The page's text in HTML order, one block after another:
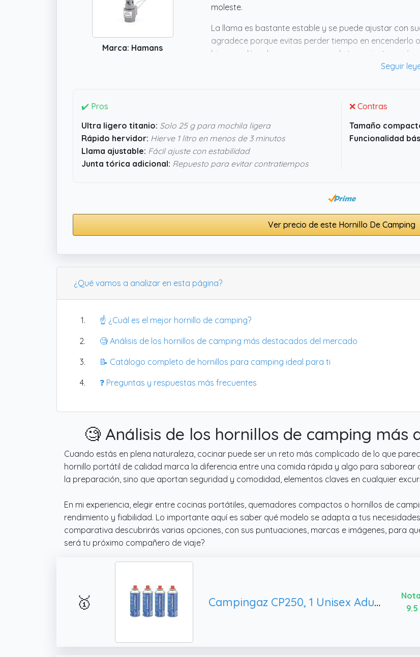
Marca: Hamans
moleste.
La llama es bastante estable y se puede ajustar con
agradece porque evitas perder tiempo en encenderlo
hierve un litro de agua en menos de tres minutos, así
preparar algo caliente. Que incluya una junta tórica
✔️ Pros
Ultra ligero titanio: Solo 25 g para mochila ligera
Rápido hervidor: Hierve 1 litro en menos de 3 minutos
Llama ajustable: Fácil ajuste con estabilidad
Junta tórica adicional: Repuesto para evitar contratiempos
❌ Contras
Tamaño
Funcionalidad
Ver precio de este Hornillo De Camping
¿Qué vamos a analizar en esta página?
☝️ ¿Cuál es el mejor hornillo de camping?
🧐 Análisis de los hornillos de camping más destacados del mercado
📝 Catálogo completo de hornillos para camping ideal para ti
❓ Preguntas y respuestas más frecuentes
🧐 Análisis de los hornillos de camping más
Cuando estás en plena naturaleza, cocinar puede ser un reto más complicado de lo que
hornillo portátil de calidad marca la diferencia entre una comida rápida y algo para saborear
la preparación, sino que aportan seguridad y comodidad, elementos claves en cualquier
En mi experiencia, elegir entre cocinas portátiles, quemadores compactos o hornillos de
rendimiento y fiabilidad. Lo importante aquí es saber qué modelo se adapta a tus
comparativa descubrirás varias opciones, con sus puntuaciones, marcas e imágenes, para
será tu próximo compañero de viaje?
🥇 Campingaz CP250, 1 Unisex Adulto
9.5